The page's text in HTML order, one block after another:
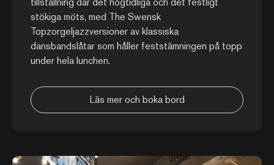
stökiga möts, med The Swensk
Topzorgeljazzversioner av klassiska
dansbandslåtar som håller feststämningen på topp
under hela lunchen.
Läs mer och boka bord